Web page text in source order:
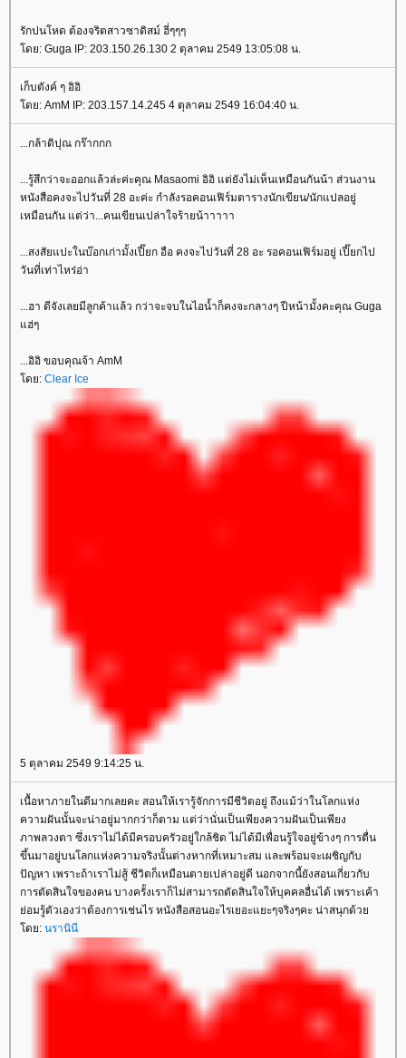
รักปนโหด ต้องจริตสาวซาดิสม์ ฮี่ๆๆๆ
ดย: Guga IP: 203.150.26.130 2 ตุลาคม 2549 13:05:08 น.
เก็บตังค์ ๆ อิอิ
ดย: AmM IP: 203.157.14.245 4 ตุลาคม 2549 16:04:40 น.
...กล้าดิปุณ กร๊ากกก
...รู้สึกว่าจะออกแล้วล่ะค่ะคุณ Masaomi อิอิ แต่ยังไม่เห็นเหมือนกันน้า ส่วนงาน
หนังสือคงจะไปวันที่ 28 อะค่ะ กำลังรอคอนเฟิร์มตารางนักเขียน/นักแปลอยู่
เหมือนกัน แต่ว่า...คนเขียนเปล่าใจร้ายน้าาาาา
...สงสัยแปะในบ๊อกเก่ามั้งเปี๊ยก อือ คงจะไปวันที่ 28 อะ รอคอนเฟิร์มอยู่ เปี๊ยกไป
วันที่เท่าไหร่อ่า
...ฮา ดีจังเลยมีลูกค้าแล้ว กว่าจะจบในไอน้ำก็คงจะกลางๆ ปีหน้ามั้งคะคุณ Guga
ฮ่ๆ
...อิอิ ขอบคุณจ้า AmM
ดย: Clear Ice
5 ตุลาคม 2549 9:14:25 น.
เนื้อหาภายในดีมากเลยคะ สอนให้เรารู้จักการมีชีวิตอยู่ ถึงแม้ว่าในโลกแห่ง
ความฝันนั้นจะน่าอยู่มากกว่าก็ตาม แต่ว่านั่นเป็นเพียงความฝันเป็นเพียง
ภาพลวงตา ซึ่งเราไม่ได้มีครอบครัวอยู่ใกล้ชิด ไม่ได้มีเพื่อนรู้ใจอยู่ข้างๆ การตื่น
ขึ้นมาอยู่บนโลกแห่งความจริงนั้นต่างหากที่เหมาะสม และพร้อมจะเผชิญกับ
ปัญหา เพราะถ้าเราไม่สู้ ชีวิตก็เหมือนตายเปล่าอยู่ดี นอกจากนี้ยังสอนเกี่ยวกับ
การตัดสินใจของคน บางครั้งเราก็ไม่สามารถตัดสินใจให้บุคคลอื่นได้ เพราะเค้า
่อมรู้ตัวเองว่าต้องการเช่นไร หนังสือสอนอะไรเยอะแยะๆจริงๆคะ น่าสนุกด้ว
ดย: นรานินี